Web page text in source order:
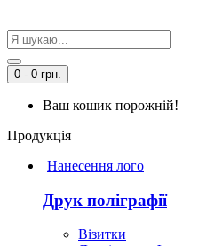
0 - 0 грн.
Ваш кошик порожній!
Продукція
Нанесення лого
Друк поліграфії
Візитки